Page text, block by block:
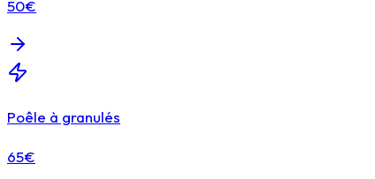
50€
Poêle à granulés
65€